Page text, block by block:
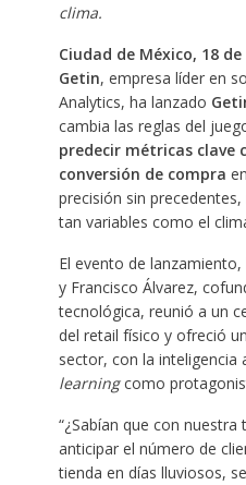
clima.
Ciudad de México, 18
Getin, empresa líder en
Analytics, ha lanzado
cambia las reglas del
predecir métricas clave
conversión de compra
precisión sin
tan variables como el
El evento de
y Francisco Álvarez,
tecnológica, reunió a un
del retail físico y ofreció
sector, con la inteligencia
learningcomo
“¿Sabían que con
anticipar el número de
tienda en días lluviosos,